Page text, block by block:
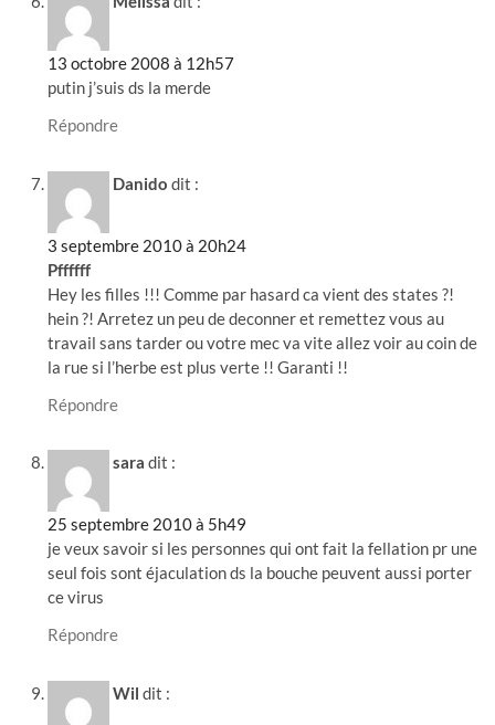
13 octobre 2008 à 12h57
putin j’suis ds la merde
Répondre
Danido dit :
3 septembre 2010 à 20h24
Pffffff
Hey les filles !!! Comme par hasard ca vient des states ?!
hein ?! Arretez un peu de deconner et remettez vous au
travail sans tarder ou votre mec va vite allez voir au coin de
la rue si l’herbe est plus verte !! Garanti !!
Répondre
sara dit :
25 septembre 2010 à 5h49
je veux savoir si les personnes qui ont fait la fellation pr une
seul fois sont éjaculation ds la bouche peuvent aussi porter
ce virus
Répondre
Wil dit :